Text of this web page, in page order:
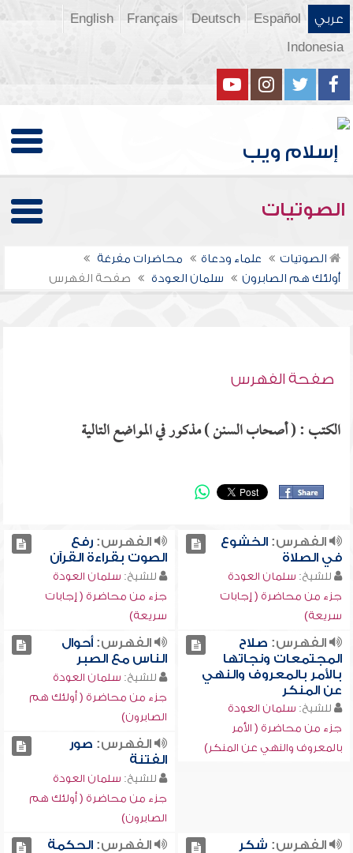
عربي Español
Deutsch
Français
English
Indonesia
الصوتيات
الصوتيات علماء ودعاة
محاضرات مفرغة
أولئك هم الصابرون
سلمان العودة صفحة الفهرس
صفحة الفهرس
الكتب : ( أصحاب السنن ) مذكور في المواضع التالية
الفهرس:الخشوع
في الصلاة
للشيخ: سلمان العودة
جزء من محاضرة ( إجابات
سريعة)
الفهرس:رفع
الصوت بقراءة القرآن
للشيخ: سلمان العودة
جزء من محاضرة ( إجابات
سريعة)
الفهرس: صلاح
المجتمعات ونجاتها
بالأمر بالمعروف والنهي
عن المنكر
للشيخ: سلمان العودة
جزء من محاضرة ( الأمر
بالمعروف والنهي عن المنكر)
الفهرس:أحوال
الناس مع الصبر
للشيخ: سلمان العودة
جزء من محاضرة ( أولئك هم
الصابرون)
الفهرس: صور
الفتنة
للشيخ: سلمان العودة
جزء من محاضرة ( أولئك هم
الصابرون)
الفهرس: شكر
الفهرس:الحكمة